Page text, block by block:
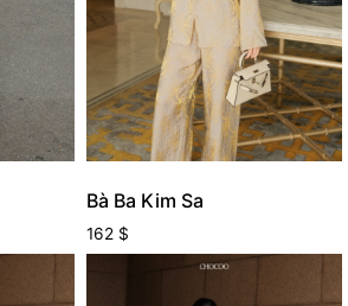
Bà Ba Kim Sa
162 $